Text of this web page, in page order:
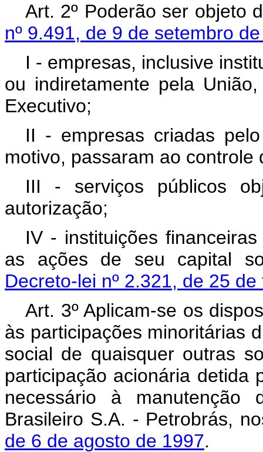
Art. 2º Poderão ser objeto
nº 9.491, de 9 de setembro
I - empresas, inclusive
ou indiretamente pela
Executivo;
II - empresas criadas
motivo, passaram ao
III - serviços públicos
autorização;
IV - instituições
as ações de seu capital
Decreto-lei nº 2.321, de 25
Art. 3º Aplicam-se os
às participações minoritárias
social de quaisquer outras
participação acionária detida
necessário à manutenção
Brasileiro S.A. - Petrobrás,
de 6 de agosto de 1997.